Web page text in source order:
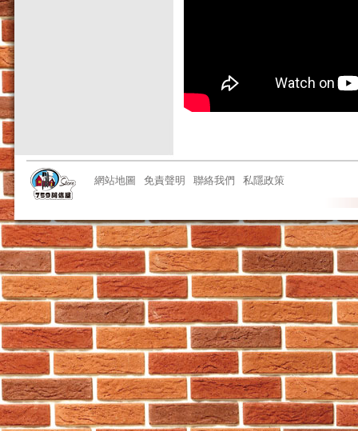
網站地圖 免責聲明 聯絡我們 私隱政策